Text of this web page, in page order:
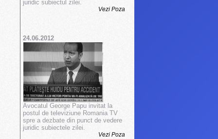
juridic subiectul zilei.
Vezi Poza
24.06.2012
Avocatul George Papu invitat la
postul de televiziune Romania TV
spre a dezbate din punct de vedere
juridic subiectele zilei.
Vezi Poza